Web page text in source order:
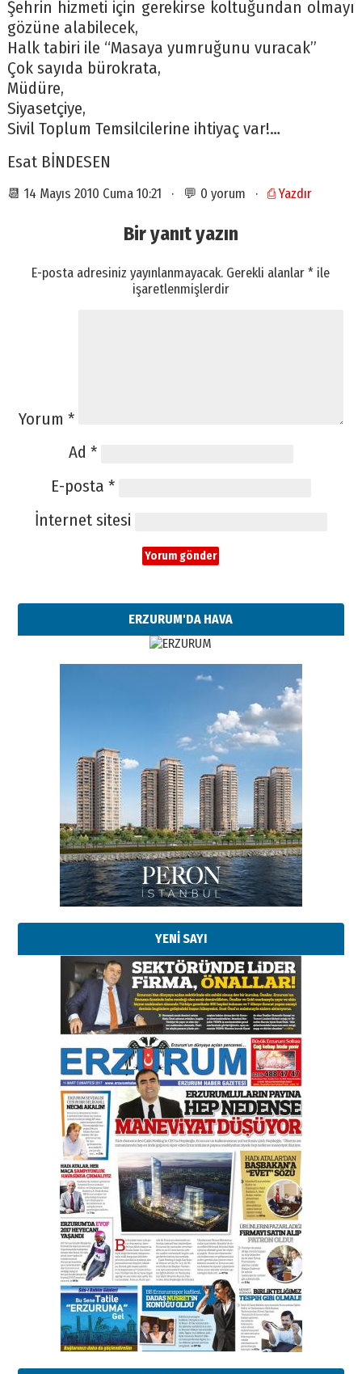
Şehrin hizmeti için gerekirse koltuğundan olmayı
gözüne alabilecek,
Halk tabiri ile “Masaya yumruğunu vuracak”
Çok sayıda bürokrata,
Müdüre,
Siyasetçiye,
Sivil Toplum Temsilcilerine ihtiyaç var!…
Esat BİNDESEN
📆 14 Mayıs 2010 Cuma 10:21 · 💬 0 yorum · ⎙ Yazdır
Bir yanıt yazın
E-posta adresiniz yayınlanmayacak. Gerekli alanlar* ile
işaretlenmişlerdir
Yorum *
Ad *
E-posta *
İnternet sitesi
ERZURUM'DA HAVA
YENİ SAYI
Esat BİNDESEN
Başkan Sekmen’den Erzurum’a
bir vizyon proje daha!
02 Ağustos 2026 Pazar
Kadir SABUNCUOĞLU
Erzurumspor’un köşe taşları
29 Haziran 2026 Pazartesi
Kenan GÜLERCİ
Murat Şahsuvaroğlu ERKON’da
çıtayı yukarı taşırken,
yönetimdekiler aşağı
çekmemeli!
17 Şubat 2026 SalıOrhan BOZKURT
Bir fotoğraf, bir şehir, bir
gazeteci… Dizginler kimin
elinde?
31 Mart 2026 Salı
A. Berhan Yılmaz
BİR BÖLÜM DEĞİL, BİR ÖMÜR
SEÇİYORSUNUZ… “NEDEN
ATATÜRK ÜNİVERSİTESİ?”
28 Temmuz 2026 Salı
Ahmet Gökhan YAZICI
Ahmed Yesevi’den bir Alperen…
”Reisimiz” idi… Hakka yürüdü.!
26 Mart 2026 Perşembe
Cem Bakırcı
Ardında bıraktığı hatıralarıyla
gönül adamı Faruk Terzioğlu!
13 Mayıs 2026 Çarşamba
Esat BİNDESEN
Başkan Sekmen’den Erzurum’a
bir vizyon proje daha!